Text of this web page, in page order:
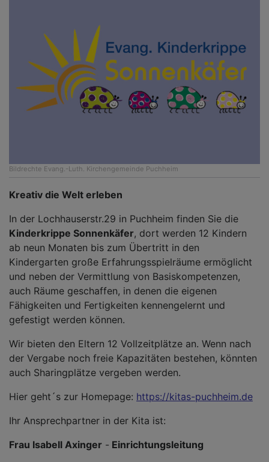
Bildrechte Evang.-Luth. Kirchengemeinde Puchheim
Kreativ die Welt erleben
In der Lochhauserstr.29 in Puchheim finden Sie die
Kinderkrippe Sonnenkäfer, dort werden 12 Kindern
ab neun Monaten bis zum Übertritt in den
Kindergarten große Erfahrungsspielräume ermöglicht
und neben der Vermittlung von Basiskompetenzen,
auch Räume geschaffen, in denen die eigenen
Fähigkeiten und Fertigkeiten kennengelernt und
gefestigt werden können.
Wir bieten den Eltern 12 Vollzeitplätze an. Wenn nach
der Vergabe noch freie Kapazitäten bestehen, könnten
auch Sharingplätze vergeben werden.
Hier geht´s zur Homepage: https://kitas-puchheim.de
Ihr Ansprechpartner in der Kita ist:
Frau Isabell Axinger - Einrichtungsleitung